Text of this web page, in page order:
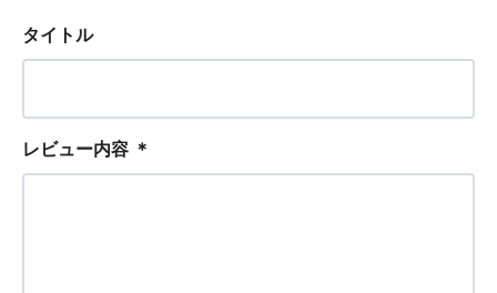
タイトル
レビュー内容 ＊